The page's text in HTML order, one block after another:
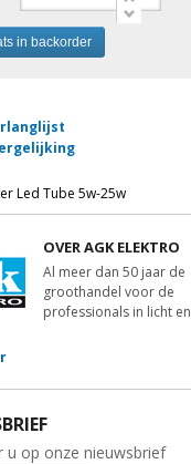
in backorder
Led Tube 5w-25w
OVER AGK ELEKTRO
Al meer dan 50 jaar de
groothandel voor de
professionals in licht en
u op onze nieuwsbrief